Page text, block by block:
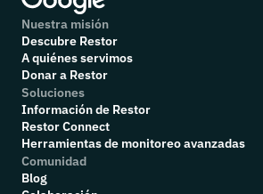
Nuestra misión
Descubre Restor
A quiénes servimos
Donar a Restor
Soluciones
Información de Restor
Restor Connect
Herramientas de monitoreo avanzadas
Comunidad
Blog